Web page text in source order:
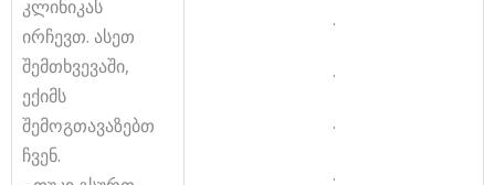
კლინიკას
ირჩევთ. ასეთ
შემთხვევაში,
ექიმს
შემოგთავაზებთ
ჩვენ.
.
.
.
.